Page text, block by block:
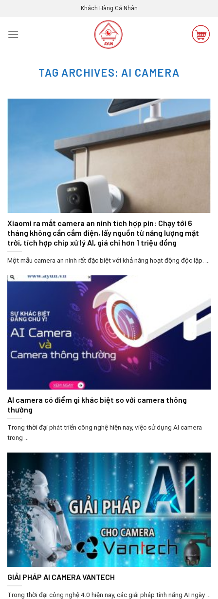
content
Khách Hàng Cá Nhân
TAG ARCHIVES: AI CAMERA
Xiaomi ra mắt camera an ninh tích hợp pin: Chạy tới 6
tháng không cần cắm điện, lấy nguồn từ năng lượng mặt
trời, tích hợp chip xử lý AI, giá chỉ hơn 1 triệu đồng
Một mẫu camera an ninh rất đặc biệt với khả năng hoạt động độc lập. ...
AI camera có điểm gì khác biệt so với camera thông
thường
Trong thời đại phát triển công nghệ hiện nay, việc sử dụng AI camera
trong ...
GIẢI PHÁP AI CAMERA VANTECH
Trong thời đại công nghệ 4.0 hiện nay, các giải pháp tính năng AI ngày ...